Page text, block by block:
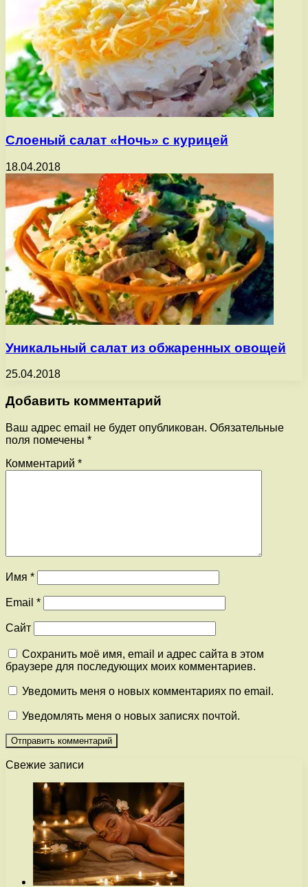
Слоеный салат «Ночь» с курицей
18.04.2018
Уникальный салат из обжаренных овощей
25.04.2018
Добавить комментарий
Ваш адрес email не будет опубликован. Обязательные
поля помечены *
Комментарий *
Имя *
Email *
Сайт
Сохранить моё имя, email и адрес сайта в этом
браузере для последующих моих комментариев.
Уведомить меня о новых комментариях по email.
Уведомлять меня о новых записях почтой.
Свежие записи